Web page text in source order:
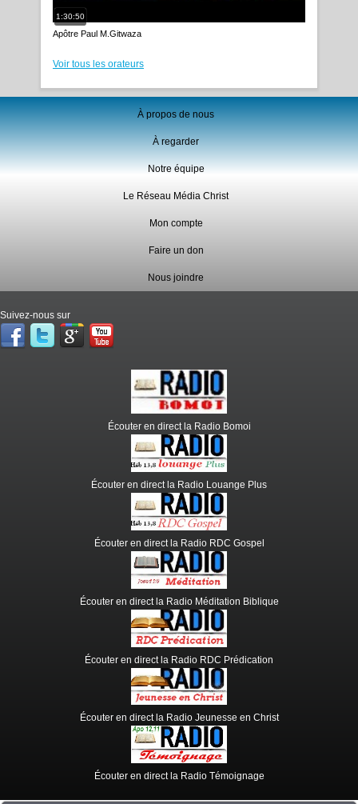
1:30:50
Apôtre Paul M.Gitwaza
Voir tous les orateurs
À propos de nous
À regarder
Notre équipe
Le Réseau Média Christ
Mon compte
Faire un don
Nous joindre
Suivez-nous sur
Écouter en direct la Radio Bomoi
Écouter en direct la Radio Louange Plus
Écouter en direct la Radio RDC Gospel
Écouter en direct la Radio Méditation Biblique
Écouter en direct la Radio RDC Prédication
Écouter en direct la Radio Jeunesse en Christ
Écouter en direct la Radio Témoignage